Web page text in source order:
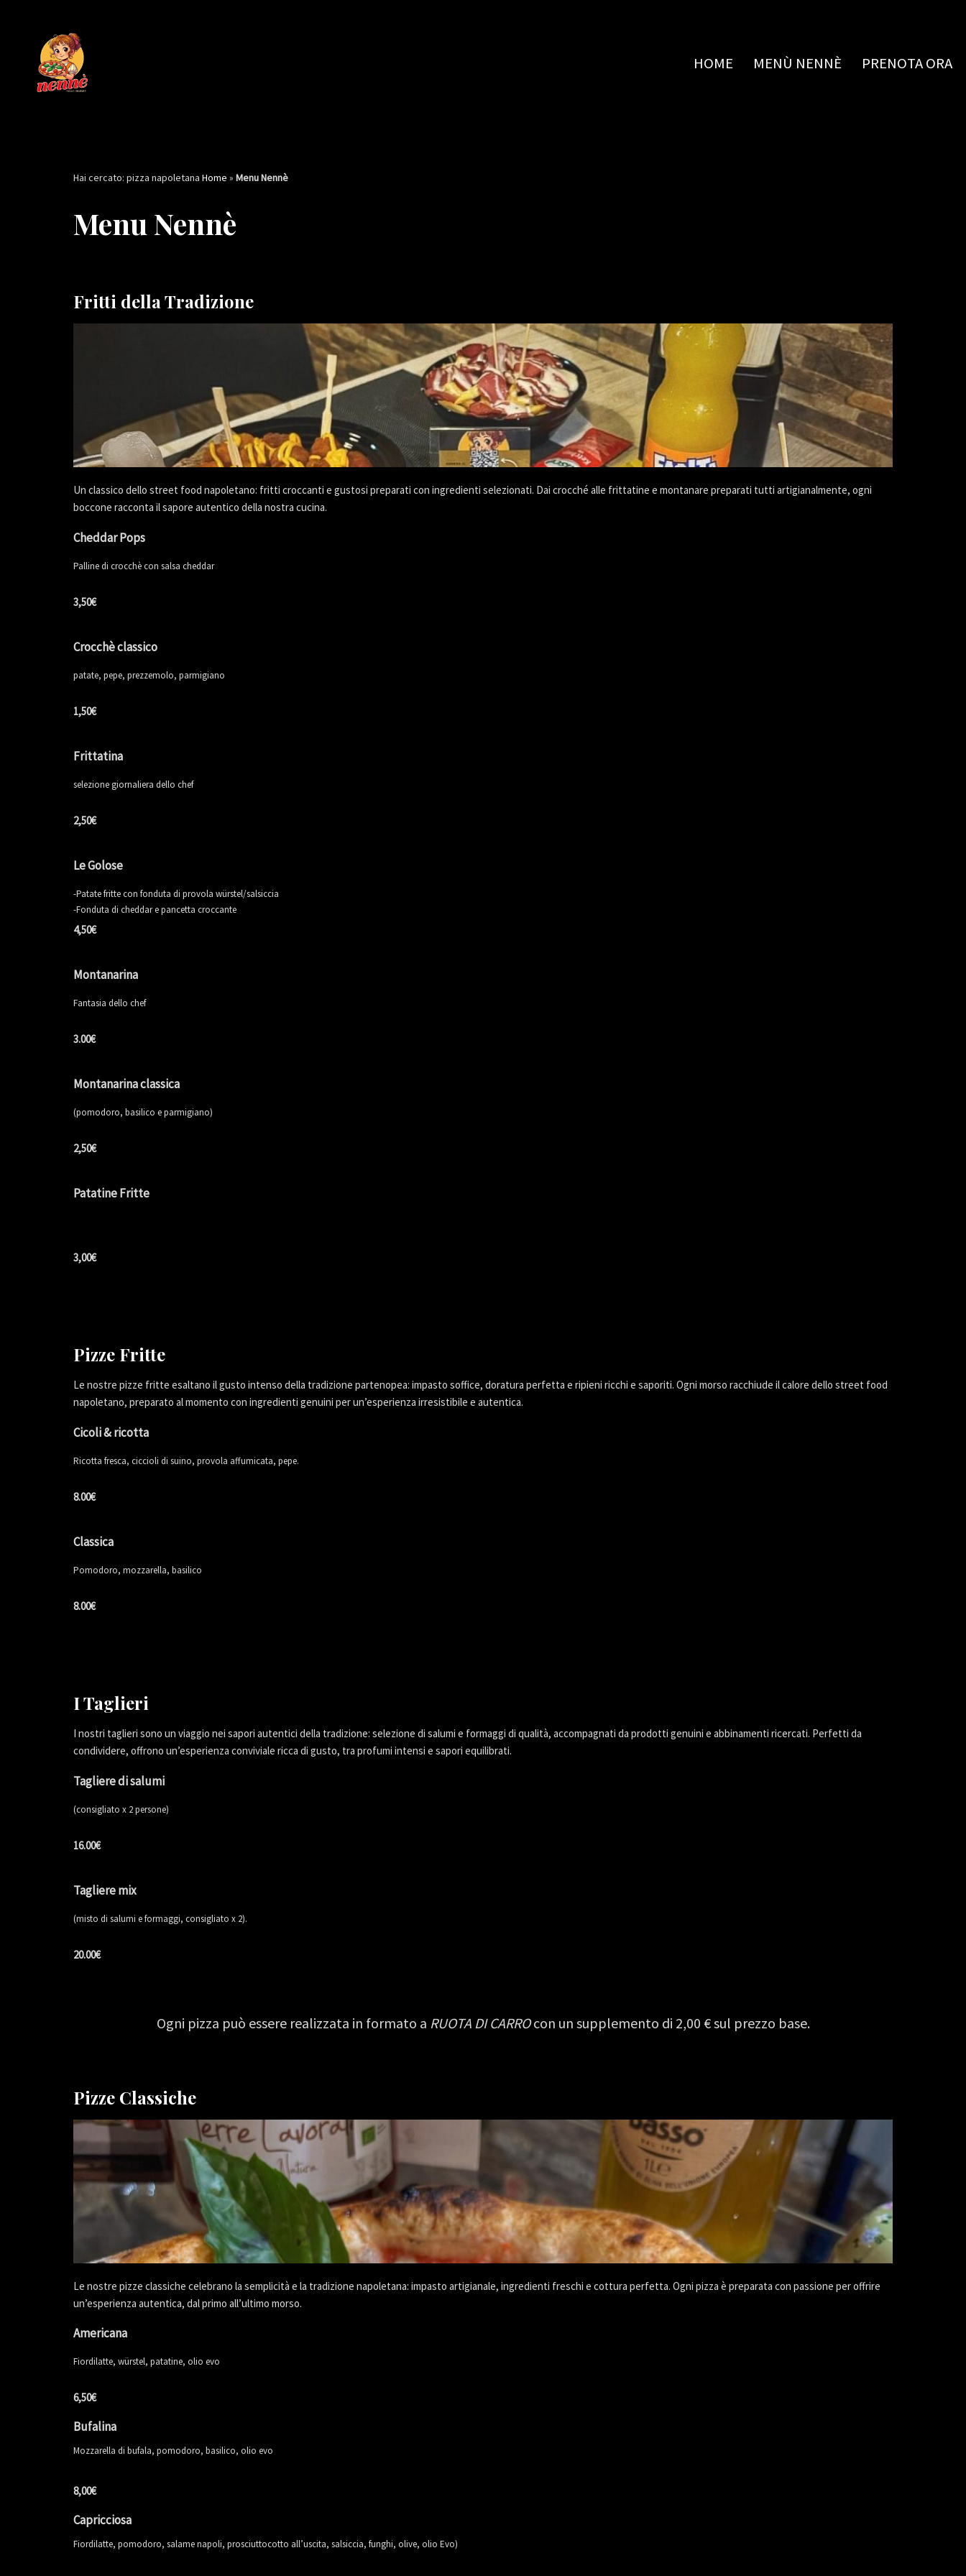
contenuto
HOME MENÙ NENNÈ PRENOTA ORA
Hai cercato: pizza napoletana Home » Menu Nennè
Menu Nennè
Fritti della Tradizione
Un classico dello street food napoletano: fritti croccanti e gustosi preparati con ingredienti selezionati. Dai crocché alle frittatine e montanare preparati tutti artigianalmente, ogni
boccone racconta il sapore autentico della nostra cucina.
Cheddar Pops
3,50€
Palline di crocchè con salsa cheddar
Crocchè classico
1,50€
patate, pepe, prezzemolo, parmigiano
Frittatina
2,50€
selezione giornaliera dello chef
Le Golose
4,50€
-Patate fritte con fonduta di provola würstel/salsiccia
-Fonduta di cheddar e pancetta croccante
Montanarina
3.00€
Fantasia dello chef
Montanarina classica
2,50€
(pomodoro, basilico e parmigiano)
Patatine Fritte
3,00€
Pizze Fritte
Le nostre pizze fritte esaltano il gusto intenso della tradizione partenopea: impasto soffice, doratura perfetta e ripieni ricchi e saporiti. Ogni morso racchiude il calore dello street food
napoletano, preparato al momento con ingredienti genuini per un’esperienza irresistibile e autentica.
Cicoli & ricotta
8.00€
Ricotta fresca, ciccioli di suino, provola affumicata, pepe.
Classica
8.00€
Pomodoro, mozzarella, basilico
I Taglieri
I nostri taglieri sono un viaggio nei sapori autentici della tradizione: selezione di salumi e formaggi di qualità, accompagnati da prodotti genuini e abbinamenti ricercati. Perfetti da
condividere, offrono un’esperienza conviviale ricca di gusto, tra profumi intensi e sapori equilibrati.
Tagliere di salumi
16.00€
(consigliato x 2 persone)
Tagliere mix
20.00€
(misto di salumi e formaggi, consigliato x 2).
Ogni pizza può essere realizzata in formato a RUOTA DI CARROcon un supplemento di 2,00 € sul prezzo base.
Pizze Classiche
Le nostre pizze classiche celebrano la semplicità e la tradizione napoletana: impasto artigianale, ingredienti freschi e cottura perfetta. Ogni pizza è preparata con passione per offrire
un’esperienza autentica, dal primo all’ultimo morso.
Americana
6,50€
Fiordilatte, würstel, patatine, olio evo
Bufalina
8,00€
Mozzarella di bufala, pomodoro, basilico, olio evo
Capricciosa
Fiordilatte, pomodoro, salame napoli, prosciuttocotto all’uscita, salsiccia, funghi, olive, olio Evo)